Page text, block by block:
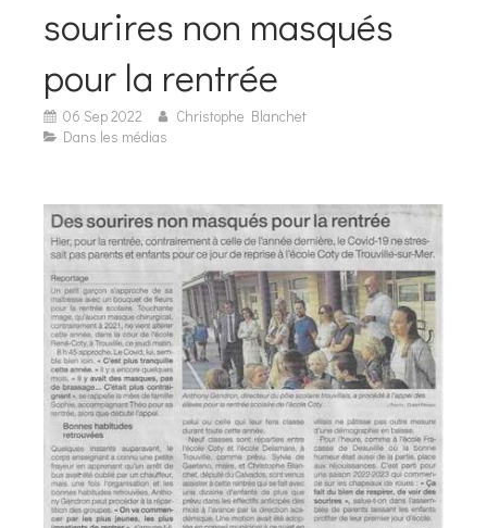
sourires non masqués
pour la rentrée
06 Sep 2022
Christophe Blanchet
Dans les médias